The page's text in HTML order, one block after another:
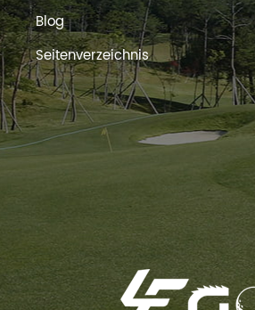
Blog
Seitenverzeichnis